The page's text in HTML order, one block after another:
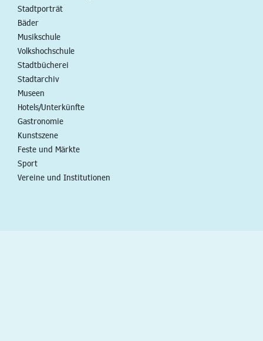
Stadtporträt
Bäder
Musikschule
Volkshochschule
Stadtbücherei
Stadtarchiv
Museen
Hotels/Unterkünfte
Gastronomie
Kunstszene
Feste und Märkte
Sport
Vereine und Institutionen